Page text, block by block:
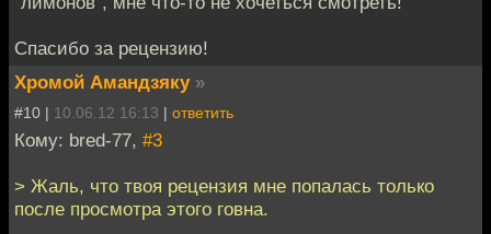
Спасибо за рецензию!
Хромой Амандзяку »
#10 | 10.06.12 16:13 | ответить
Кому: bred-77, #3
> Жаль, что твоя рецензия мне попалась только
после просмотра этого говна.